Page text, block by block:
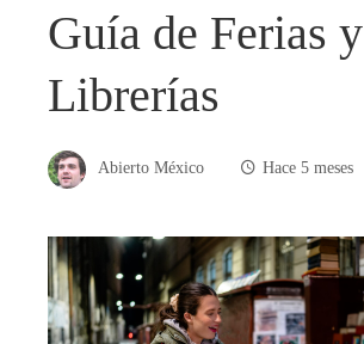
Guía de Ferias y
Librerías
Abierto México Hace 5 meses